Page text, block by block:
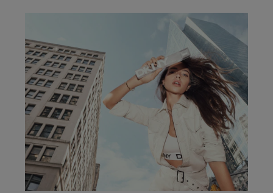
Na ontvangst van jouw bestelling producten heb je 14
dagen om deze (gedeeltelijk) terug te sturen of te
herroepen. Na de herroeping heb je dan nog eens 14
dagen de tijd om de producten te retourneren. Om
jouw bestelling te herroepen, kun je contact met ons
opnemen of gebruikmaken van een modelformulier
voor herroeping.
Omruilen of terugbrengen in de winkel
Je mag het product ook terugbrengen of omruilen in
een winkel bij jou in de buurt. Hiervoor hoef je geen
retourformulier in te vullen. Neem wel je
orderbevestiging mee.